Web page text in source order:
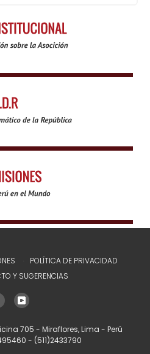
POLÍTICA DE PRIVACIDAD
Y SUGERENCIAS
705 - Miraflores, Lima - Perú
- (511)2433790